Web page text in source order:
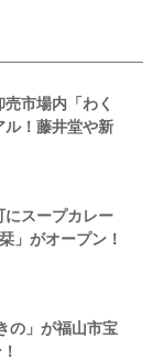
売市場内「わく
！藤井堂や新
にスープカレー
がオープン！
の」が福山市宝